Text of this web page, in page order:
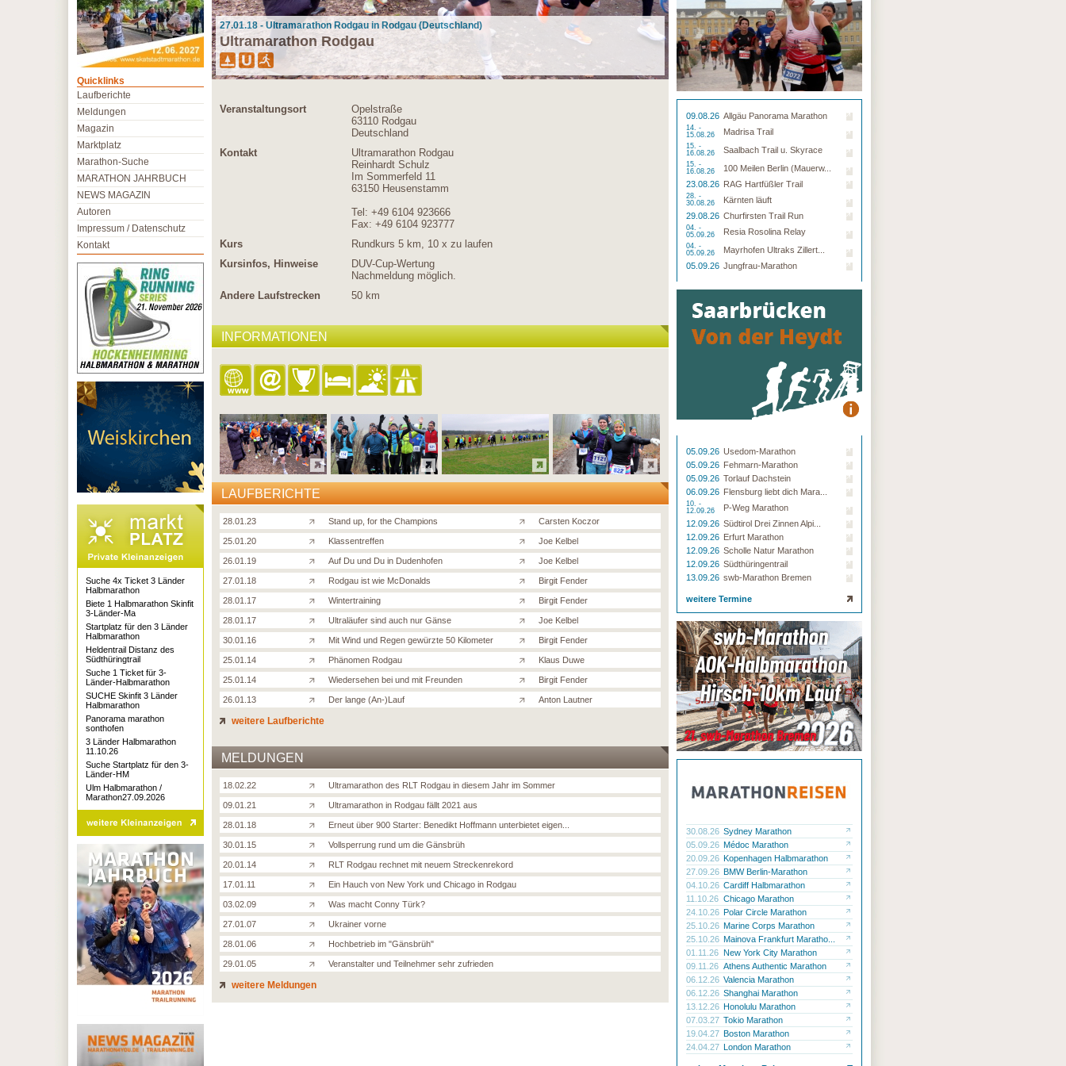
27.01.18 - Ultramarathon Rodgau in Rodgau (Deutschland)
Ultramarathon Rodgau
Veranstaltungsort
Opelstraße
63110 Rodgau
Deutschland
Kontakt
Ultramarathon Rodgau
Reinhardt Schulz
Im Sommerfeld 11
63150 Heusenstamm
Tel: +49 6104 923666
Fax: +49 6104 923777
Kurs
Rundkurs 5 km, 10 x zu laufen
Kursinfos, Hinweise
DUV-Cup-Wertung
Nachmeldung möglich.
Andere Laufstrecken
50 km
INFORMATIONEN
LAUFBERICHTE
28.01.23 Stand up, for the Champions Carsten Koczor
25.01.20 Klassentreffen Joe Kelbel
26.01.19 Auf Du und Du in Dudenhofen Joe Kelbel
27.01.18 Rodgau ist wie McDonalds Birgit Fender
28.01.17 Wintertraining Birgit Fender
28.01.17 Ultraläufer sind auch nur Gänse Joe Kelbel
30.01.16 Mit Wind und Regen gewürzte 50 Kilometer Birgit Fender
25.01.14 Phänomen Rodgau Klaus Duwe
25.01.14 Wiedersehen bei und mit Freunden Birgit Fender
26.01.13 Der lange (An-)Lauf Anton Lautner
weitere Laufberichte
MELDUNGEN
18.02.22 Ultramarathon des RLT Rodgau in diesem Jahr im Sommer
09.01.21 Ultramarathon in Rodgau fällt 2021 aus
28.01.18 Erneut über 900 Starter: Benedikt Hoffmann unterbietet eigen...
30.01.15 Vollsperrung rund um die Gänsbrüh
20.01.14 RLT Rodgau rechnet mit neuem Streckenrekord
17.01.11 Ein Hauch von New York und Chicago in Rodgau
03.02.09 Was macht Conny Türk?
27.01.07 Ukrainer vorne
28.01.06 Hochbetrieb im "Gänsbrüh"
29.01.05 Veranstalter und Teilnehmer sehr zufrieden
weitere Meldungen
09.08.26 Allgäu Panorama Marathon
14. -
15.08.26
Madrisa Trail
15. -
16.08.26
Saalbach Trail u. Skyrace
15. -
16.08.26
100 Meilen Berlin (Mauerw...
23.08.26 RAG Hartfüßler Trail
28. -
30.08.26
Kärnten läuft
29.08.26 Churfirsten Trail Run
04. -
05.09.26
Resia Rosolina Relay
04. -
05.09.26
Mayrhofen Ultraks Zillert...
05.09.26 Jungfrau-Marathon
05.09.26 Usedom-Marathon
05.09.26 Fehmarn-Marathon
05.09.26 Torlauf Dachstein
06.09.26 Flensburg liebt dich Mara...
10. -
12.09.26
P-Weg Marathon
12.09.26 Südtirol Drei Zinnen Alpi...
12.09.26 Erfurt Marathon
12.09.26 Scholle Natur Marathon
12.09.26 Südthüringentrail
13.09.26 swb-Marathon Bremen
weitere Termine
30.08.26 Sydney Marathon
05.09.26 Médoc Marathon
20.09.26 Kopenhagen Halbmarathon
27.09.26 BMW Berlin-Marathon
04.10.26 Cardiff Halbmarathon
11.10.26 Chicago Marathon
24.10.26 Polar Circle Marathon
25.10.26 Marine Corps Marathon
25.10.26 Mainova Frankfurt Maratho...
01.11.26 New York City Marathon
09.11.26 Athens Authentic Marathon
06.12.26 Valencia Marathon
06.12.26 Shanghai Marathon
13.12.26 Honolulu Marathon
07.03.27 Tokio Marathon
19.04.27 Boston Marathon
24.04.27 London Marathon
Quicklinks
Laufberichte
Meldungen
Magazin
Marktplatz
Marathon-Suche
MARATHON JAHRBUCH
NEWS MAGAZIN
Autoren
Impressum / Datenschutz
Kontakt
Suche 4x Ticket 3 Länder
Halbmarathon
Biete 1 Halbmarathon Skinfit
3-Länder-Ma
Startplatz für den 3 Länder
Halbmarathon
Heldentrail Distanz des
Südthüringtrail
Suche 1 Ticket für 3-
Länder-Halbmarathon
SUCHE Skinfit 3 Länder
Halbmarathon
Panorama marathon
sonthofen
3 Länder Halbmarathon
11.10.26
Suche Startplatz für den 3-
Länder-HM
Ulm Halbmarathon /
Marathon27.09.2026